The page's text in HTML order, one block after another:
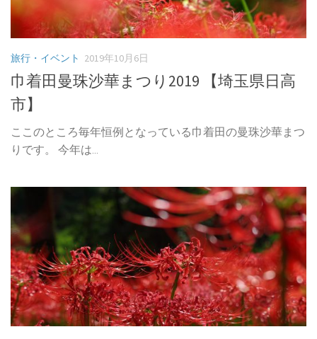
旅行・イベント 2019年10月6日
巾着田曼珠沙華まつり2019 【埼玉県日高
市】
ここのところ毎年恒例となっている巾着田の曼珠沙華まつ
りです。 今年は...